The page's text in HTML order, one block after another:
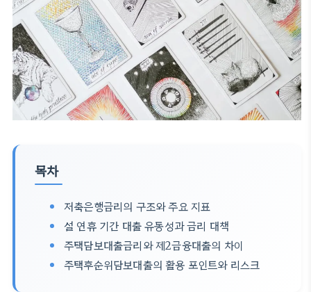
목차
저축은행금리의 구조와 주요 지표
설 연휴 기간 대출 유동성과 금리 대책
주택담보대출금리와 제2금융대출의 차이
주택후순위담보대출의 활용 포인트와 리스크